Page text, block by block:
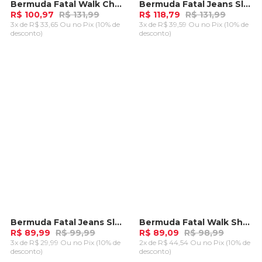
- 23%Bermuda Fatal Walk Chino Bege Escuro
R$ 100,97 R$ 131,99
3x de R$ 33,65 Ou no Pix (10% de
desconto)
-10%Bermuda Fatal Jeans Slim Azul
R$ 118,79 R$ 131,99
3x de R$ 39,59 Ou no Pix (10% de
desconto)
-10%Bermuda Fatal Jeans Slim Azul
R$ 89,99 R$ 99,99
3x de R$ 29,99 Ou no Pix (10% de
desconto)
- 10%Bermuda Fatal Walk Short Preta
R$ 89,09 R$ 98,99
2x de R$ 44,54 Ou no Pix (10% de
desconto)